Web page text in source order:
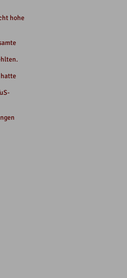
hohe
hatte